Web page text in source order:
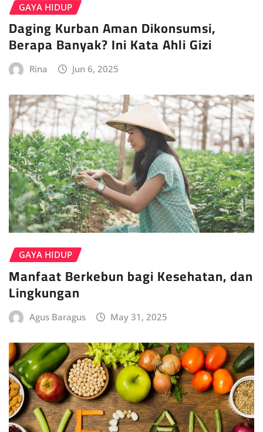
GAYA HIDUP
Daging Kurban Aman Dikonsumsi,
Berapa Banyak? Ini Kata Ahli Gizi
Rina Jun 6, 2025
GAYA HIDUP
Manfaat Berkebun bagi Kesehatan, dan
Lingkungan
Agus Baragus May 31, 2025